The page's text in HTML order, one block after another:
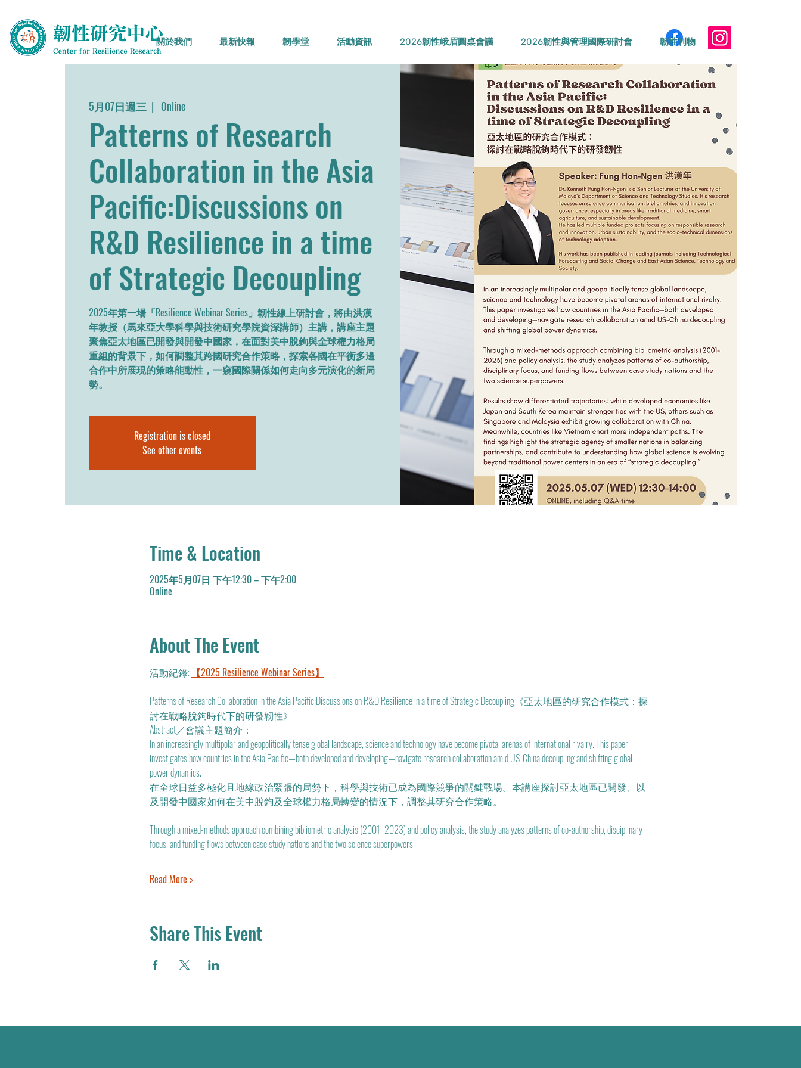
關於我們 最新快報 韌學堂 活動資訊 2026韌性峨眉圓桌會議 2026韌性與管理國際研討會 韌性刊物
5月07日週三
  |
Online
Patterns of Research
Collaboration in the Asia
Pacific:Discussions on
R&D Resilience in a time
of Strategic Decoupling
2025年第一場「Resilience Webinar Series」韌性線上研討會，將由洪漢
年教授（馬來亞大學科學與技術研究學院資深講師）主講，講座主題
聚焦亞太地區已開發與開發中國家，在面對美中脫鉤與全球權力格局
重組的背景下，如何調整其跨國研究合作策略，探索各國在平衡多邊
合作中所展現的策略能動性，一窺國際關係如何走向多元演化的新局
Registration is closed
See other events
Time & Location
2025年5月07日 下午12:30 – 下午2:00
Online
About The Event
活動紀錄: 【2025 Resilience Webinar Series】
Patterns of Research Collaboration in the Asia Pacific:Discussions on R&D Resilience in a time of Strategic Decoupling《亞太地區的研究合作模式：探
討在戰略脫鉤時代下的研發韌性》
Abstract／會議主題簡介：
In an increasingly multipolar and geopolitically tense global landscape, science and technology have become pivotal arenas of international rivalry. This paper
investigates how countries in the Asia Pacific—both developed and developing—navigate research collaboration amid US-China decoupling and shifting global
power dynamics.
在全球日益多極化且地緣政治緊張的局勢下，科學與技術已成為國際競爭的關鍵戰場。本講座探討亞太地區已開發、以
及開發中國家如何在美中脫鉤及全球權力格局轉變的情況下，調整其研究合作策略。
Through a mixed-methods approach combining bibliometric analysis (2001–2023) and policy analysis, the study analyzes patterns of co-authorship, disciplinary
focus, and funding flows between case study nations and the two science superpowers.
Read More >
Share This Event